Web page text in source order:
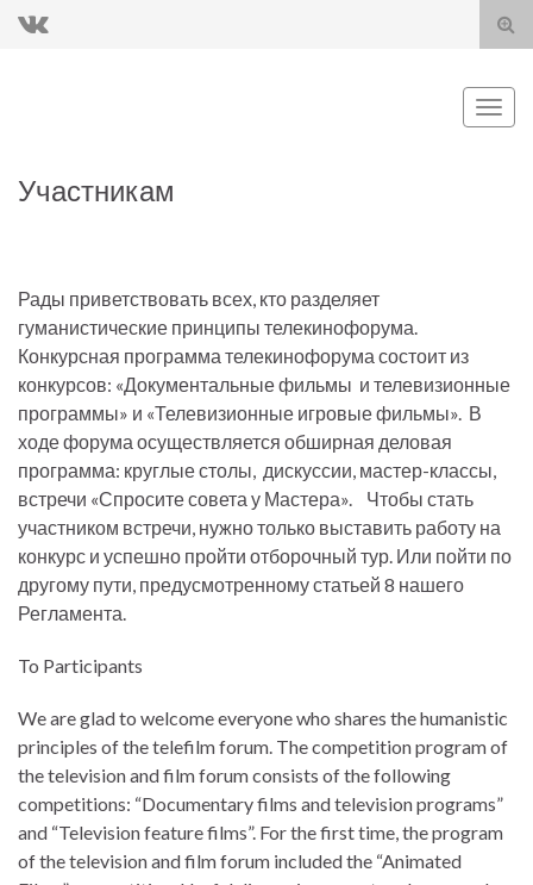
Участникам
Рады приветствовать всех, кто разделяет
гуманистические принципы телекинофорума.
Конкурсная программа телекинофорума состоит из
конкурсов: «Документальные фильмы и телевизионные
программы» и «Телевизионные игровые фильмы». В
ходе форума осуществляется обширная деловая
программа: круглые столы, дискуссии, мастер-классы,
встречи «Спросите совета у Мастера». Чтобы стать
участником встречи, нужно только выставить работу на
конкурс и успешно пройти отборочный тур. Или пойти по
другому пути, предусмотренному статьей 8 нашего
Регламента.
To Participants
We are glad to welcome everyone who shares the humanistic
principles of the telefilm forum. The competition program of
the television and film forum consists of the following
competitions: “Documentary films and television programs”
and “Television feature films”. For the first time, the program
of the television and film forum included the “Animated